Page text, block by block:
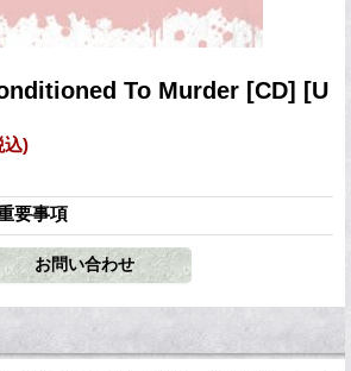
To Murder [CD] [U
込)
要事項